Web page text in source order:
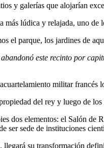
y galerías que alojarían
lúdica y relajada, uno
el parque, los jardines de
este recinto por
militar francés
del rey y luego de
dos elementos: el Salón
ser sede de instituciones
su transformación